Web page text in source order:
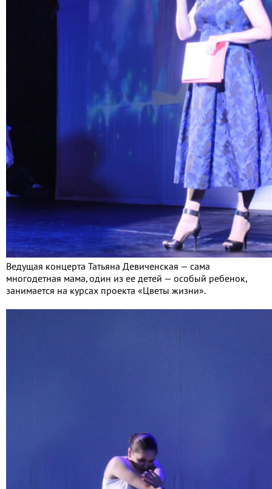
Ведущая концерта Татьяна Девиченская — сама
многодетная мама, один из ее детей — особый ребенок,
занимается на курсах проекта «Цветы жизни».